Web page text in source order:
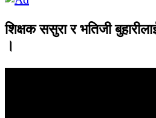
शिक्षक ससुरा र भतिजी
।